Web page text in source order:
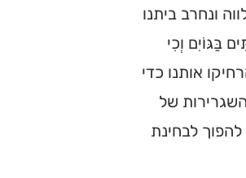
ונחרב ביתנו
בַּגּוֹיִם וְכִי
אותנו כדי
של
לבחינת